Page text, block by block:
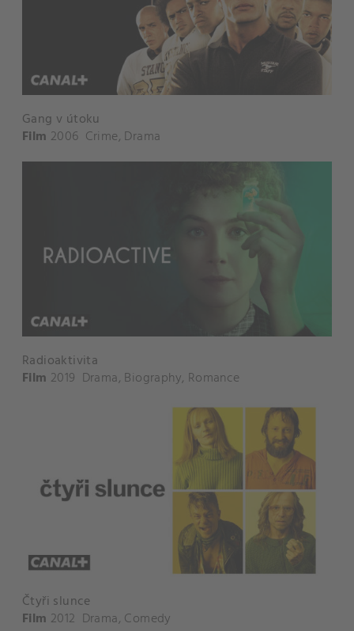
Gang v útoku
Film 2006 Crime, Drama
Radioaktivita
Film 2019 Drama, Biography, Romance
Čtyři slunce
Film 2012 Drama, Comedy